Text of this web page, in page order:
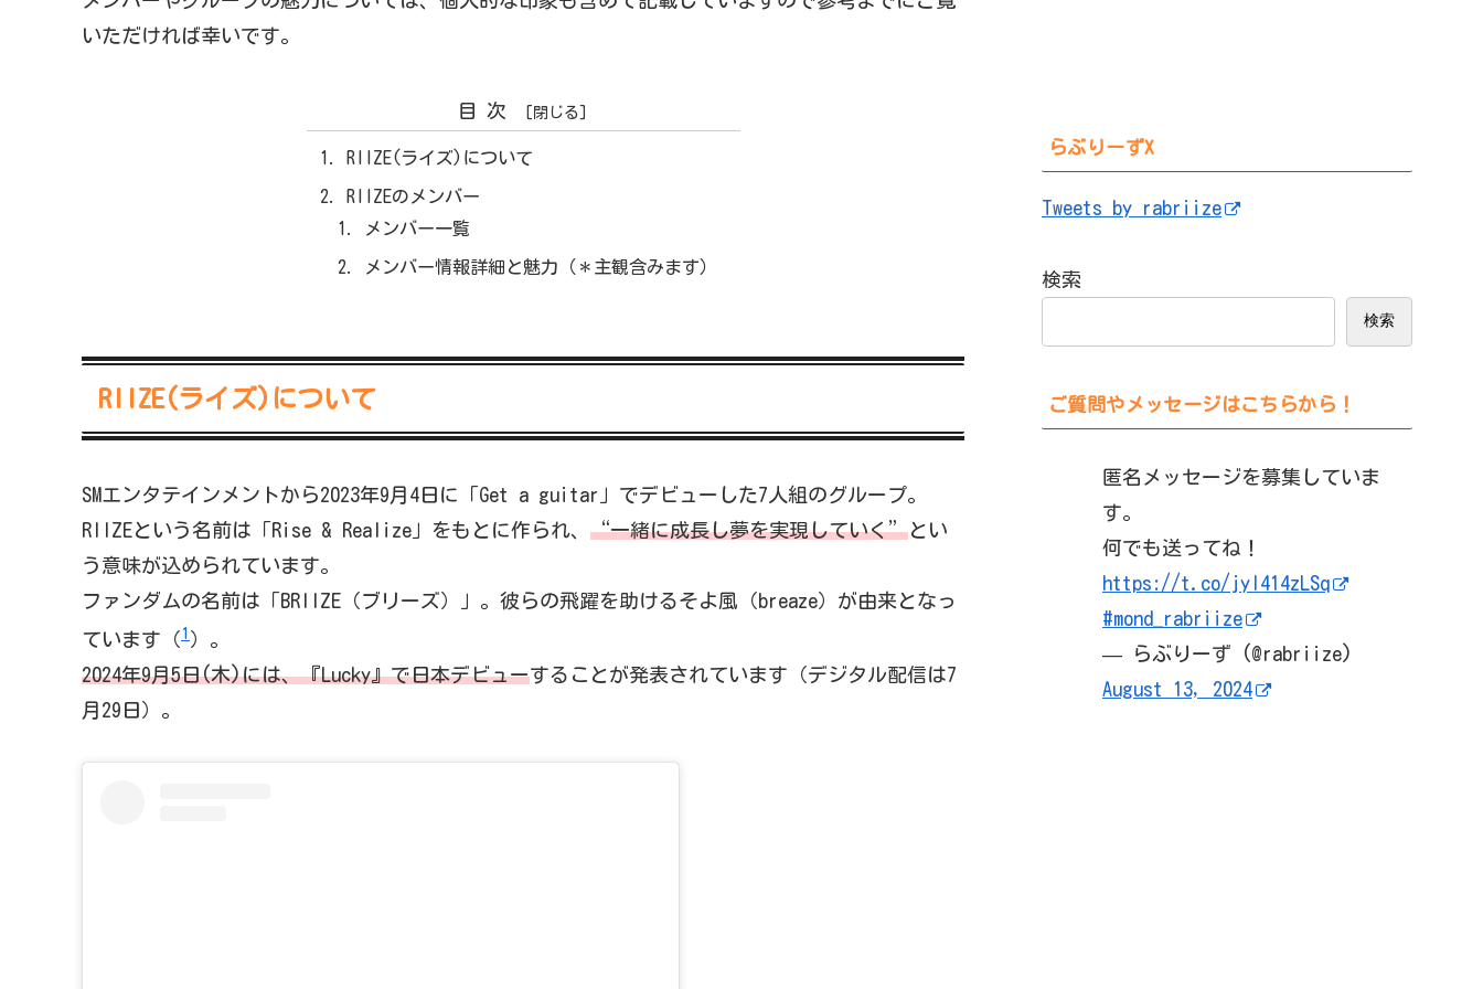
いただければ幸いです。
目次
RIIZE(ライズ)について
RIIZEのメンバー
メンバー一覧
メンバー情報詳細と魅力（＊主観含みます）
RIIZE(ライズ)について
SMエンタテインメントから2023年9月4日に「Get a guitar」でデビューした7人組のグループ。
RIIZEという名前は「Rise & Realize」をもとに作られ、 “一緒に成長し夢を実現していく”とい
う意味が込められています。
ファンダムの名前は「BRIIZE（ブリーズ）」。彼らの飛躍を助けるそよ風（breaze）が由来となっ
ています（ 1 ）。
2024年9月5日(木)には、『Lucky』で日本デビューすることが発表されています（デジタル配信は7
月29日）。
らぶりーずX
Tweets by rabriize
検索
検索
ご質問やメッセージはこちらから！
匿名メッセージを募集していま
す。
何でも送ってね！
https://t.co/jyI414zLSq
#mond_rabriize
— らぶりーず (@rabriize)
August 13, 2024